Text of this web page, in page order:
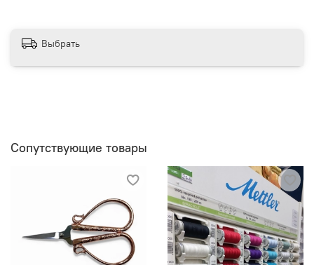
Выбрать
Сопутствующие товары